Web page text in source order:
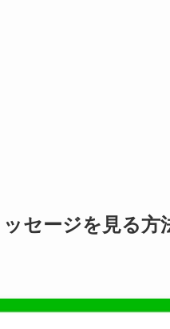
セージを見る方